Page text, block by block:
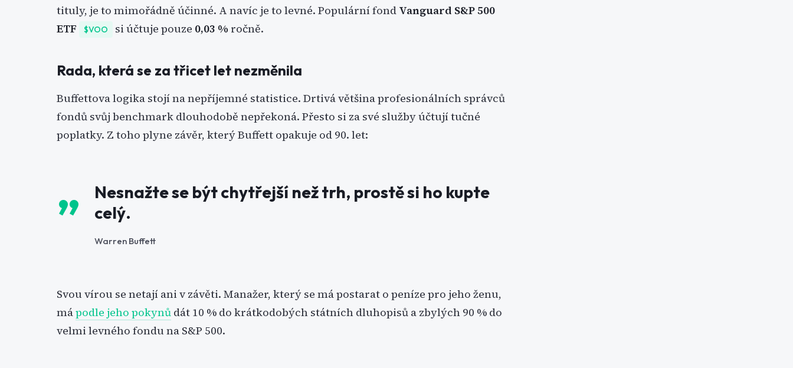
tituly, je to mimořádně účinné. A navíc je to levné. Populární fond Vanguard S&P 500
ETF
$VOO si účtuje pouze 0,03 % ročně.
Rada, která se za třicet let nezměnila
Buffettova logika stojí na nepříjemné statistice. Drtivá většina profesionálních správců
fondů svůj benchmark dlouhodobě nepřekoná. Přesto si za své služby účtují tučné
poplatky. Z toho plyne závěr, který Buffett opakuje od 90. let:
Nesnažte se být chytřejší než trh, prostě si ho kupte
celý.
Warren Buffett
Svou vírou se netají ani v závěti. Manažer, který se má postarat o peníze pro jeho ženu,
mápodle jeho pokynů dát 10 % do krátkodobých státních dluhopisů a zbylých 90 % do
velmi levného fondu na S&P 500.